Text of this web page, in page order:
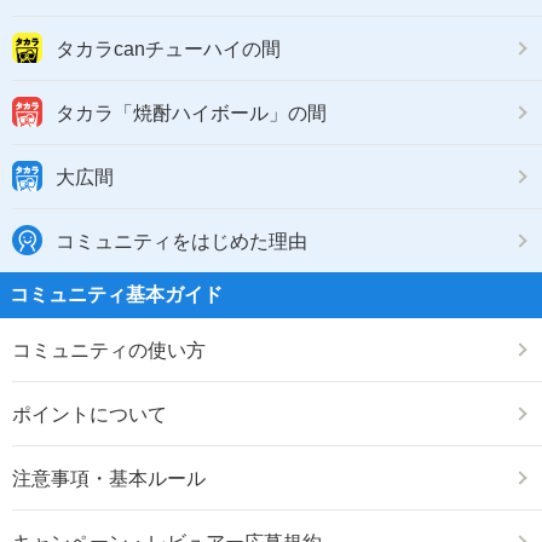
タカラcanチューハイの間
タカラ「焼酎ハイボール」の間
大広間
コミュニティをはじめた理由
コミュニティ基本ガイド
コミュニティの使い方
ポイントについて
注意事項・基本ルール